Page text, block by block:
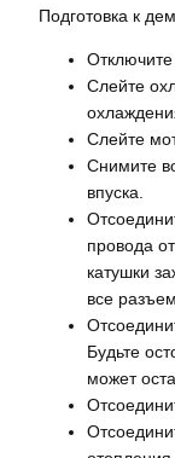
Подготовка к
Слейте
Слейте
Снимите
впуска.
провода
катушки
все
Будьте
может